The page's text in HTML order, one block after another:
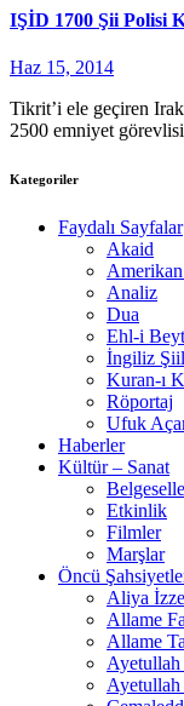
IŞİD 1700 Şii Polisi
Haz 15, 2014
Tikrit’i ele geçiren
2500 emniyet
Kategoriler
Faydalı Sayfalar
Akaid
Analiz
Dua
Ehl-i Beyt
İngiliz
Kuran-ı
Röportaj
Ufuk
Haberler
Kültür – Sanat
Etkinlik
Filmler
Marşlar
Öncü
Aliya
Allame
Allame
Ayetullah
Ayetullah